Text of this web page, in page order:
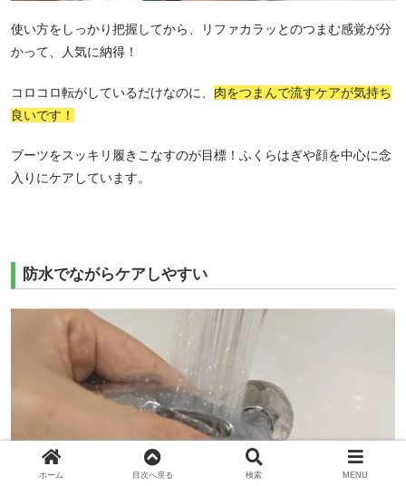
使い方をしっかり把握してから、リファカラッとのつまむ感覚が分
かって、人気に納得！
コロコロ転がしているだけなのに、 肉をつまんで流すケアが気持ち
良いです！
ブーツをスッキリ履きこなすのが目標！ふくらはぎや顔を中心に念
入りにケアしています。
防水でながらケアしやすい
ホーム 目次へ戻る 検索 MENU